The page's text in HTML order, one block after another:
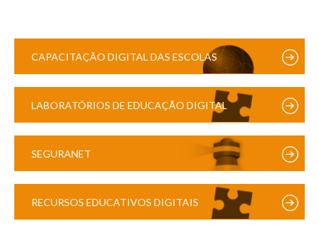
CAPACITAÇÃO DIGITAL DAS ESCOLAS
LABORATÓRIOS DE EDUCAÇÃO DIGITAL
SEGURANET
RECURSOS EDUCATIVOS DIGITAIS